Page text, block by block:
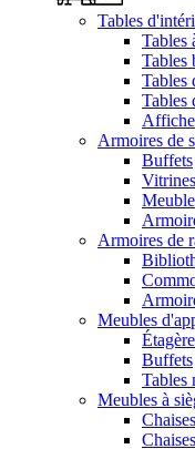
Tables
Tables
Tables
Tables
Tables
Armoires de
Buffets
Vitrines
Armoires de
Meubles
Buffets
Tables
Meubles à
Chaises